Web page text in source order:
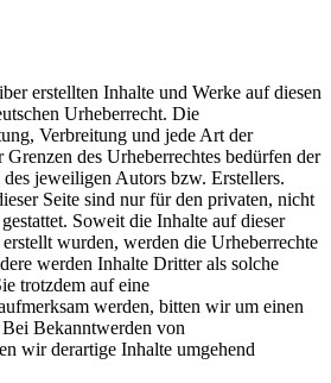
erstellten Inhalte und Werke auf diesen
Urheberrecht. Die
Verbreitung und jede Art der
des Urheberrechtes bedürfen der
jeweiligen Autors bzw. Erstellers.
Seite sind nur für den privaten, nicht
Soweit die Inhalte auf dieser
wurden, werden die Urheberrechte
werden Inhalte Dritter als solche
trotzdem auf eine
werden, bitten wir um einen
Bekanntwerden von
wir derartige Inhalte umgehend